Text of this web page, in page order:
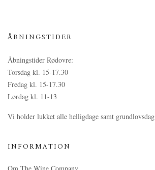
ÅBNINGSTIDER
Åbningstider Rødovre:
Torsdag kl. 15-17.30
Fredag kl. 15-17.30
Lørdag kl. 11-13
Vi holder lukket alle helligdage samt grundlovsdag
INFORMATION
Om The Wine Company